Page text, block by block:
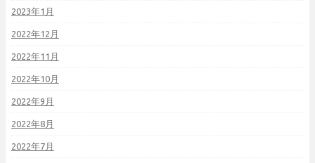
2023年1月
2022年12月
2022年11月
2022年10月
2022年9月
2022年8月
2022年7月